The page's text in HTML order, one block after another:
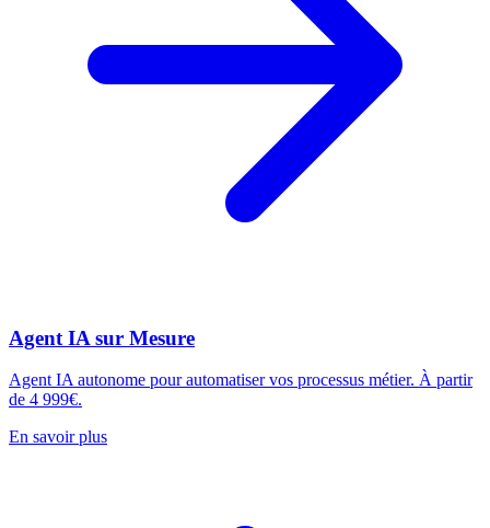
Agent IA sur Mesure
Agent IA autonome pour automatiser vos processus métier. À partir
de 4 999€.
En savoir plus